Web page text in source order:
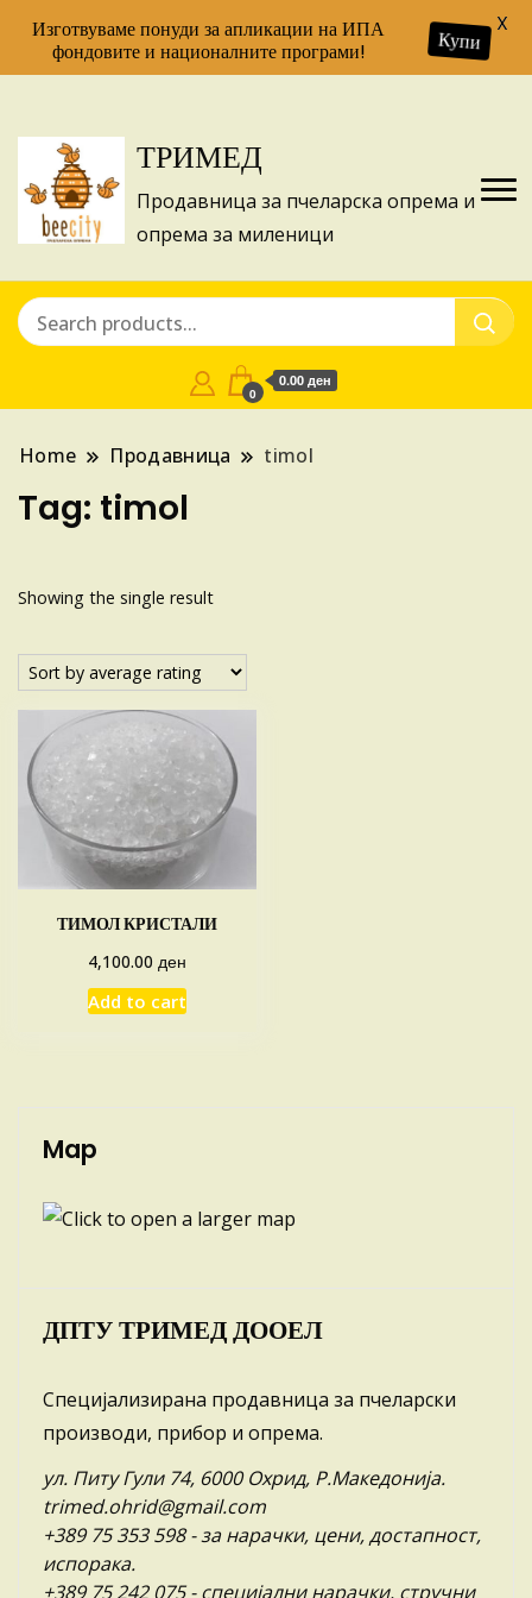
ТРИМЕД
Продавница за пчеларска опрема и
опрема за миленици
0
0.00 ден
Home Продавница timol
Tag: timol
Showing the single result
ТИМОЛ КРИСТАЛИ
4,100.00 ден
Add to cart
Map
ДПТУ ТРИМЕД ДООЕЛ
Специјализирана продавница за пчеларски
производи, прибор и опрема.
ул. Питу Гули 74, 6000 Охрид, Р.Македонија.
trimed.ohrid@gmail.com
+389 75 353 598- за нарачки, цени, достапност,
испорака.
+389 75 242 075- специјални нарачки, стручни
Изготвуваме понуди за апликации на ИПА
фондовите и националните програми!
Купи
X